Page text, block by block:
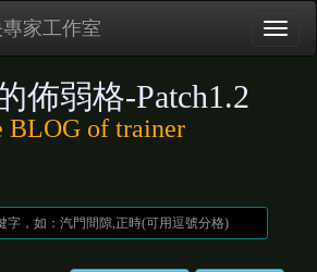
家工作室
佈弱格-Patch1.2
BLOG of trainer